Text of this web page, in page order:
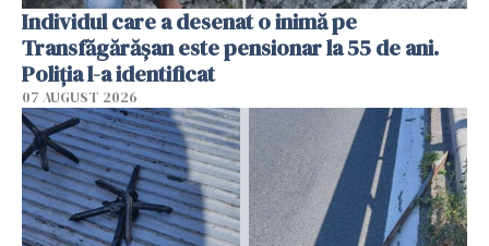
Individul care a desenat o inimă pe
Transfăgărășan este pensionar la 55 de ani.
Poliția l-a identificat
07 AUGUST 2026